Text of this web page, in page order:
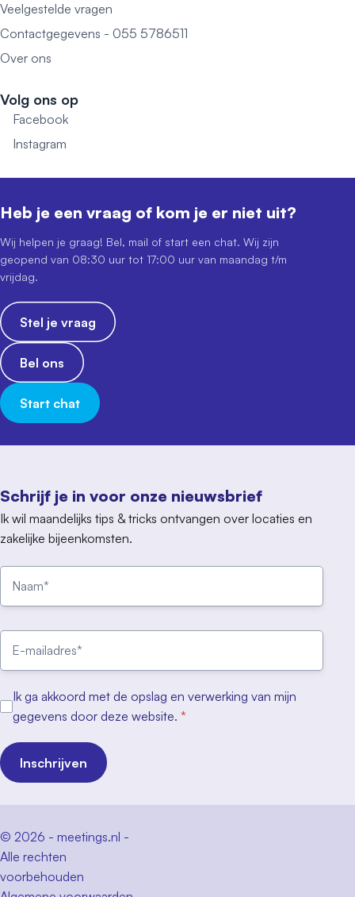
Veelgestelde vragen
Contactgegevens - 055 5786511
Over ons
Volg ons op
Facebook
Instagram
Schrijf je in voor onze nieuwsbrief
Ik wil maandelijks tips & tricks ontvangen over locaties en
zakelijke bijeenkomsten.
Ik ga akkoord met de opslag en verwerking van mijn
gegevens door deze website. *
Inschrijven
Heb je een vraag of kom je er niet uit?
Wij helpen je graag! Bel, mail of start een chat. Wij zijn
geopend van 08:30 uur tot 17:00 uur van maandag t/m
vrijdag.
Stel je vraag
Bel ons
Start chat
© 2026 - meetings.nl -
Alle rechten
voorbehouden